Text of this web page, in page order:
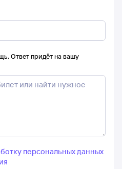
Ответ придёт на вашу
персональных данных